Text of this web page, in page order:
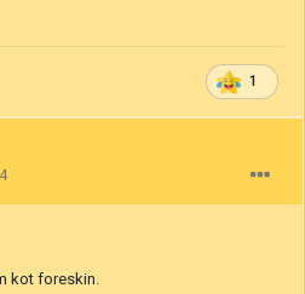
1
kot foreskin.